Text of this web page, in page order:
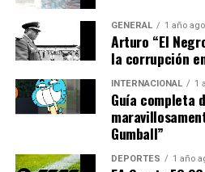
Paralelismos
El cambio climático no es un
aceleración en las últimas
pasado, la región ha enfrentado
como la deforestación en la
contaminación de ríos, pero
global y urgente.
GENERAL 1 año ago
Arturo “El
la corrupción
INTERNACIONAL 1
Guía completa
Gumball”
DEPORTES 1 año